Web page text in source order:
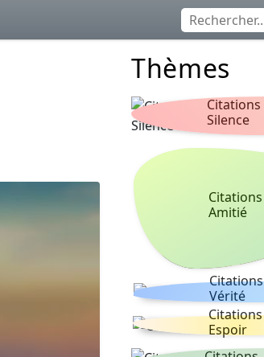
Thèmes
Citations
Silence
Citations
Amitié
Citations
Vérité
Citations
Espoir